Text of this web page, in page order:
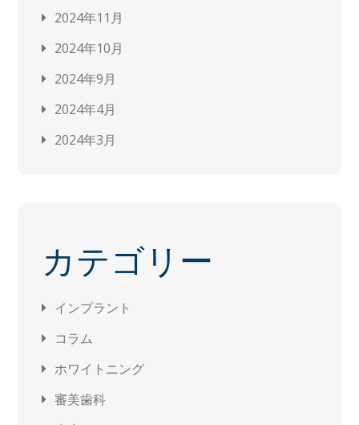
2024年11月
2024年10月
2024年9月
2024年4月
2024年3月
カテゴリー
インプラント
コラム
ホワイトニング
審美歯科